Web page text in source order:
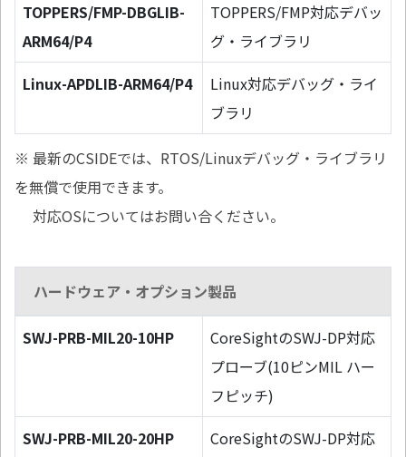
TOPPERS/FMP-DBGLIB-
ARM64/P4
TOPPERS/FMP対応デバッ
グ・ライブラリ
Linux-APDLIB-ARM64/P4
Linux対応デバッグ・ライ
ブラリ
※ 最新のCSIDEでは、RTOS/Linuxデバッグ・ライブラリ
を無償で使用できます。
対応OSについてはお問い合ください。
ハードウェア・オプション製品
SWJ-PRB-MIL20-10HP
CoreSightのSWJ-DP対応
プローブ(10ピンMIL ハー
フピッチ)
SWJ-PRB-MIL20-20HP
CoreSightのSWJ-DP対応